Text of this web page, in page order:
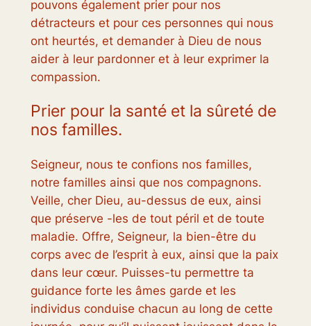
pouvons également prier pour nos
détracteurs et pour ces personnes qui nous
ont heurtés, et demander à Dieu de nous
aider à leur pardonner et à leur exprimer la
compassion.
Prier pour la santé et la sûreté de
nos familles.
Seigneur, nous te confions nos familles,
notre familles ainsi que nos compagnons.
Veille, cher Dieu, au-dessus de eux, ainsi
que préserve -les de tout péril et de toute
maladie. Offre, Seigneur, la bien-être du
corps avec de l’esprit à eux, ainsi que la paix
dans leur cœur. Puisses-tu permettre ta
guidance forte les âmes garde et les
individus conduise chacun au long de cette